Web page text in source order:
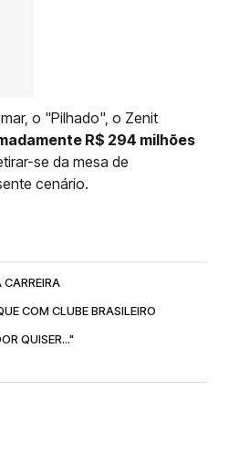
o "Pilhado", o Zenit
R$ 294 milhões
se da mesa de
cenário.
CARREIRA
COM CLUBE BRASILEIRO
QUISER..."